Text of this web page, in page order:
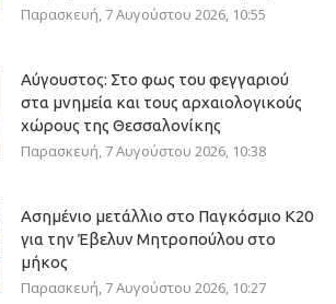
Παρασκευή, 7 Αυγούστου 2026, 10:55
Αύγουστος: Στο φως του φεγγαριού
στα μνημεία και τους αρχαιολογικούς
χώρους της Θεσσαλονίκης
Παρασκευή, 7 Αυγούστου 2026, 10:38
Ασημένιο μετάλλιο στο Παγκόσμιο Κ20
για την Έβελυν Μητροπούλου στο
μήκος
Παρασκευή, 7 Αυγούστου 2026, 10:27